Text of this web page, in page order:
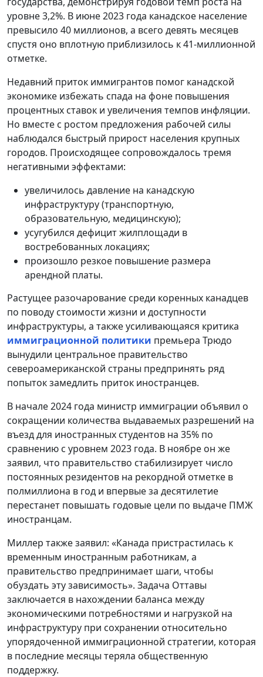
уровне 3,2%. В июне 2023 года канадское население
превысило 40 миллионов, а всего девять месяцев
спустя оно вплотную приблизилось к 41-миллионной
отметке.
Недавний приток иммигрантов помог канадской
экономике избежать спада на фоне повышения
процентных ставок и увеличения темпов инфляции.
Но вместе с ростом предложения рабочей силы
наблюдался быстрый прирост населения крупных
городов. Происходящее сопровождалось тремя
негативными эффектами:
увеличилось давление на канадскую
инфраструктуру (транспортную,
образовательную, медицинскую);
усугубился дефицит жилплощади в
востребованных локациях;
произошло резкое повышение размера
арендной платы.
Растущее разочарование среди коренных канадцев
по поводу стоимости жизни и доступности
инфраструктуры, а также усиливающаяся критика
иммиграционной политики премьера Трюдо
вынудили центральное правительство
североамериканской страны предпринять ряд
попыток замедлить приток иностранцев.
В начале 2024 года министр иммиграции объявил о
сокращении количества выдаваемых разрешений на
въезд для иностранных студентов на 35% по
сравнению с уровнем 2023 года. В ноябре он же
заявил, что правительство стабилизирует число
постоянных резидентов на рекордной отметке в
полмиллиона в год и впервые за десятилетие
перестанет повышать годовые цели по выдаче ПМЖ
иностранцам.
Миллер также заявил: «Канада пристрастилась к
временным иностранным работникам, а
правительство предпринимает шаги, чтобы
обуздать эту зависимость». Задача Оттавы
заключается в нахождении баланса между
экономическими потребностями и нагрузкой на
инфраструктуру при сохранении относительно
упорядоченной иммиграционной стратегии, которая
в последние месяцы теряла общественную
поддержку.